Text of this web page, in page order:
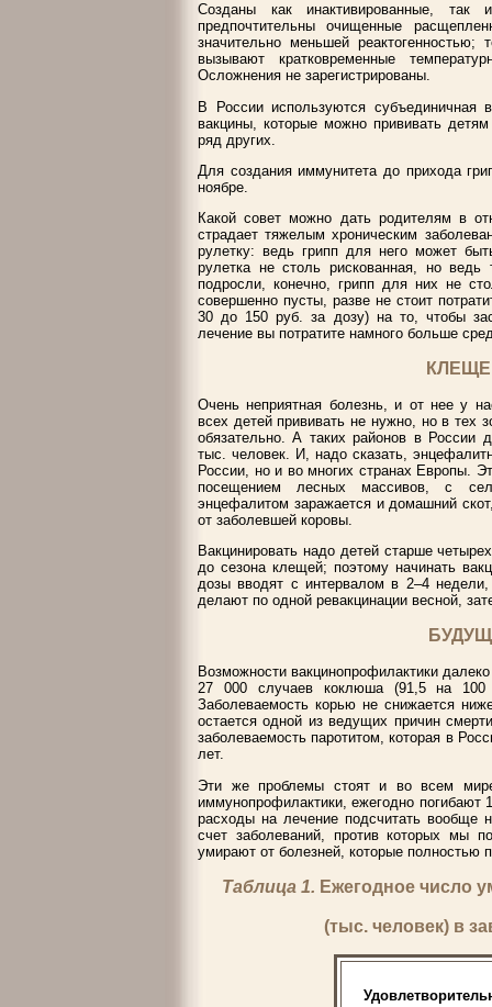
Созданы как инактивированные, так
предпочтительны очищенные
значительно меньшей
вызывают кратковременные
Осложнения не зарегистрированы.
В России используются
вакцины, которые можно прививать
ряд других.
Для создания иммунитета до прихода
ноябре.
Какой совет можно дать родителям в
страдает тяжелым хроническим
рулетку: ведь грипп для него может
рулетка не столь рискованная, но
подросли, конечно, грипп для них не
совершенно пусты, разве не стоит
30 до 150 руб. за дозу) на то, чтобы
лечение вы потратите намного больше
Очень неприятная болезнь, и от нее у
всех детей прививать не нужно, но в тех
обязательно. А таких районов в России
тыс. человек. И, надо сказать,
России, но и во многих странах Европы.
посещением лесных массивов, с
энцефалитом заражается и домашний
от заболевшей коровы.
Вакцинировать надо детей старше
до сезона клещей; поэтому начинать
дозы вводят с интервалом в 2–4
делают по одной ревакцинации весной,
Возможности вакцинопрофилактики
27 000 случаев коклюша (91,5 на
Заболеваемость корью не снижается
остается одной из ведущих причин
заболеваемость паротитом, которая в
лет.
Эти же проблемы стоят и во всем
иммунопрофилактики, ежегодно
расходы на лечение подсчитать вообще
счет заболеваний, против которых мы
умирают от болезней, которые полностью
Таблица 1. Ежегодное число
(тыс. человек) в